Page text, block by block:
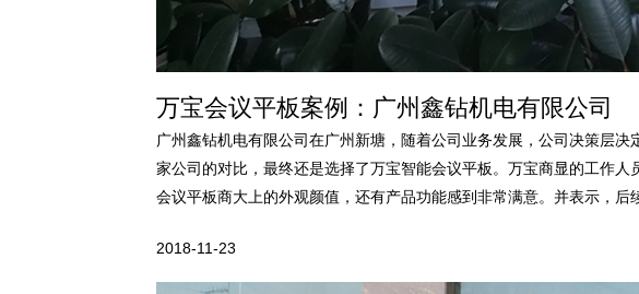
万宝会议平板案例：广州鑫钻机电有限公司
广州鑫钻机电有限公司在广州新塘，随着公司业务发展，公司决策层
家公司的对比，最终还是选择了万宝智能会议平板。万宝商显的工作
会议平板商大上的外观颜值，还有产品功能感到非常满意。并表示，
2018-11-23